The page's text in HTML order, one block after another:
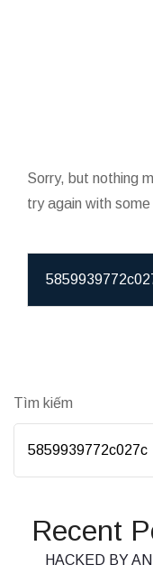
Sorry, but nothing
try again with
Tìm kiếm
Recent
HACKED BY